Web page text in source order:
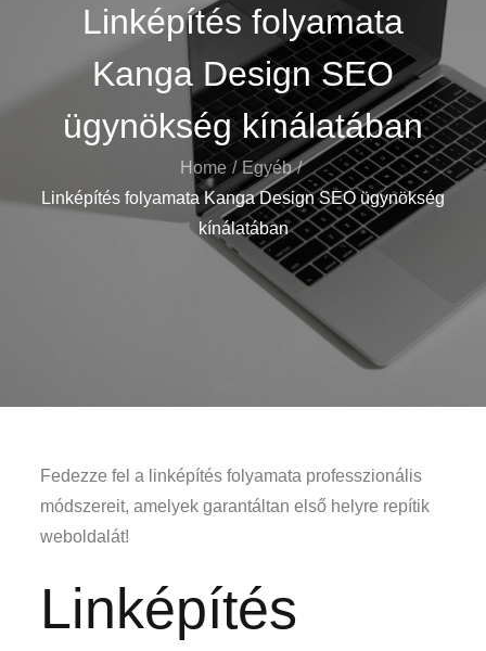
Linképítés folyamata
Kanga Design SEO
ügynökség kínálatában
Home
Egyéb
Linképítés folyamata Kanga Design SEO ügynökség
kínálatában
Fedezze fel a linképítés folyamata professzionális
módszereit, amelyek garantáltan első helyre repítik
weboldalát!
Linképítés